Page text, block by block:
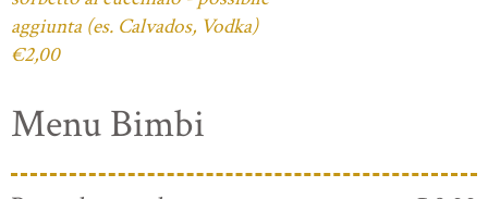
aggiunta (es. Calvados, Vodka)
€2,00
Menu Bimbi